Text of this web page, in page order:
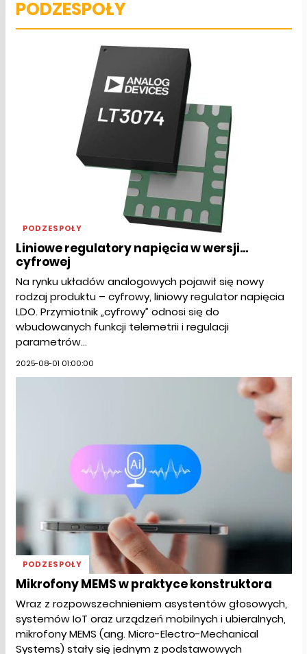
PODZESPOŁY
PODZESPOŁY
Liniowe regulatory napięcia w wersji...
cyfrowej
Na rynku układów analogowych pojawił się nowy
rodzaj produktu – cyfrowy, liniowy regulator napięcia
LDO. Przymiotnik „cyfrowy” odnosi się do
wbudowanych funkcji telemetrii i regulacji
parametrów...
2025-08-01 01:00:00
PODZESPOŁY
Mikrofony MEMS w praktyce konstruktora
Wraz z rozpowszechnieniem asystentów głosowych,
systemów IoT oraz urządzeń mobilnych i ubieralnych,
mikrofony MEMS (ang. Micro-Electro-Mechanical
Systems) stały się jednym z podstawowych